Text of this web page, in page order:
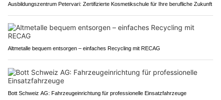
Ausbildungszentrum Petervari: Zertifizierte Kosmetikschule für Ihre berufliche Zukunft
Altmetalle bequem entsorgen – einfaches Recycling mit RECAG
Bott Schweiz AG: Fahrzeugeinrichtung für professionelle Einsatzfahrzeuge